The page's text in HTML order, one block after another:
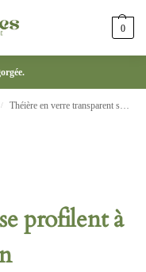
0
/ Théière en verre transparent sûr pour la cuisinière japonaise
profilent à